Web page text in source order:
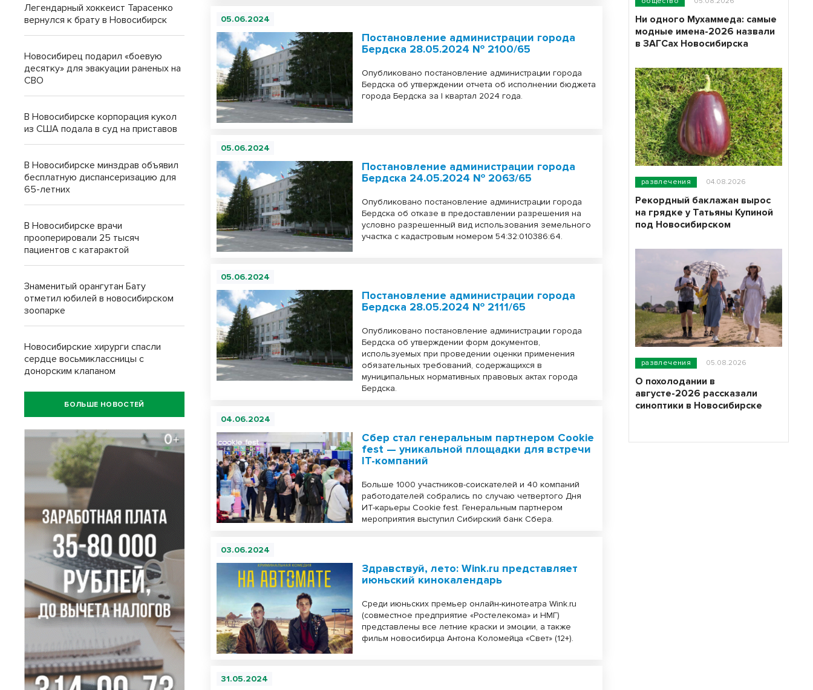
05.06.2024
Постановление администрации города
Бердска 28.05.2024 № 2100/65
Опубликовано постановление администрации города
Бердска об утверждении отчета об исполнении бюджета
города Бердска за I квартал 2024 года.
05.06.2024
Постановление администрации города
Бердска 24.05.2024 № 2063/65
Опубликовано постановление администрации города
Бердска об отказе в предоставлении разрешения на
условно разрешенный вид использования земельного
участка с кадастровым номером 54:32:010386:64.
05.06.2024
Постановление администрации города
Бердска 28.05.2024 № 2111/65
Опубликовано постановление администрации города
Бердска об утверждении форм документов,
используемых при проведении оценки применения
обязательных требований, содержащихся в
муниципальных нормативных правовых актах города
Бердска.
04.06.2024
Сбер стал генеральным партнером Cookie
fest — уникальной площадки для встречи
IT-компаний
Больше 1000 участников-соискателей и 40 компаний
работодателей собрались по случаю четвертого Дня
ИТ-карьеры Cookie fest. Генеральным партнером
мероприятия выступил Сибирский банк Сбера.
03.06.2024
Здравствуй, лето: Wink.ru представляет
июньский кинокалендарь
Среди июньских премьер онлайн-кинотеатра Wink.ru
(совместное предприятие «Ростелекома» и НМГ)
представлены все летние краски и эмоции, а также
фильм новосибирца Антона Коломейца «Свет» (12+).
31.05.2024
Легендарный хоккеист Тарасенко
вернулся к брату в Новосибирск
Новосибирец подарил «боевую
десятку» для эвакуации раненых на
СВО
В Новосибирске корпорация кукол
из США подала в суд на приставов
В Новосибирске минздрав объявил
бесплатную диспансеризацию для
65-летних
В Новосибирске врачи
прооперировали 25 тысяч
пациентов с катарактой
Знаменитый орангутан Бату
отметил юбилей в новосибирском
зоопарке
Новосибирские хирурги спасли
сердце восьмиклассницы с
донорским клапаном
БОЛЬШЕ НОВОСТЕЙ
Ни одного Мухаммеда: самые
модные имена-2026 назвали
в ЗАГСах Новосибирска
развлечения 04.08.2026
Рекордный баклажан вырос
на грядке у Татьяны Купиной
под Новосибирском
развлечения 05.08.2026
О похолодании в
августе-2026 рассказали
синоптики в Новосибирске